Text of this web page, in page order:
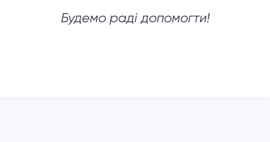
Будемо раді допомогти!